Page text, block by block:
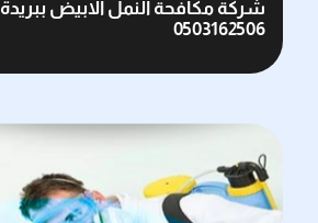
شركة مكافحة النمل الابيض ببريدة
0503162506